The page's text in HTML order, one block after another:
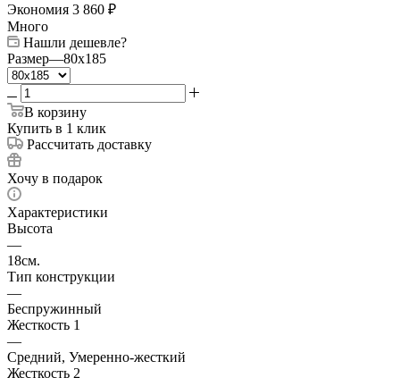
Экономия 3 860 ₽
Много
Нашли дешевле?
Размер—80x185
В корзину
Купить в 1 клик
Рассчитать доставку
Хочу в подарок
Характеристики
Высота
—
18см.
Тип конструкции
—
Беспружинный
Жесткость 1
—
Средний, Умеренно-жесткий
Жесткость 2